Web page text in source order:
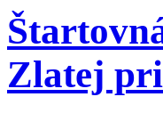
Zlatej